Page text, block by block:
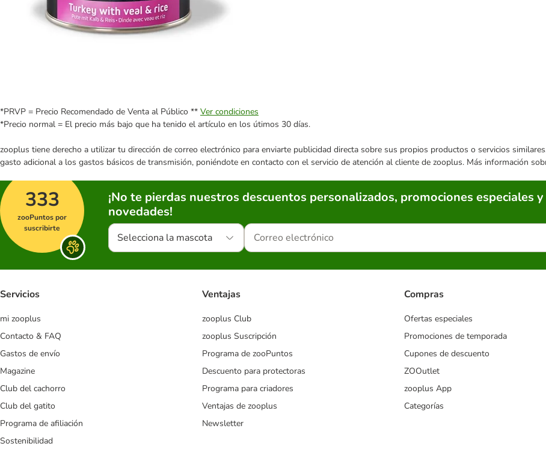
*PRVP = Precio Recomendado de Venta al Público ** Ver condiciones
*Precio normal = El precio más bajo que ha tenido el artículo en los útimos 30 días.
zooplus tiene derecho a utilizar tu dirección de correo electrónico para enviarte publicidad directa sobre sus propios productos o servicios
gasto adicional a los gastos básicos de transmisión, poniéndote en contacto con el servicio de atención al cliente de zooplus. Más información
333
zooPuntos por
suscribirte
¡No te pierdas nuestros descuentos personalizados, promociones especiales y
novedades!
Selecciona la mascota
Servicios
mi zooplus
Contacto & FAQ
Gastos de envío
Magazine
Club del cachorro
Club del gatito
Programa de afiliación
Sostenibilidad
Ventajas
zooplus Club
zooplus Suscripción
Programa de zooPuntos
Descuento para protectoras
Programa para criadores
Ventajas de zooplus
Newsletter
Compras
Ofertas especiales
Promociones de temporada
Cupones de descuento
ZOOutlet
zooplus App
Categorías